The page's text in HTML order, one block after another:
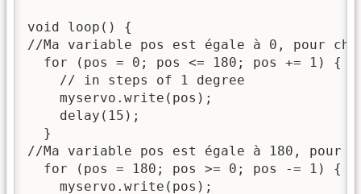
void loop() {
//Ma variable pos est égale à 0, pour
  for (pos = 0; pos <= 180; pos += 1) {
    // in steps of 1 degree
    myservo.write(pos);
    delay(15);
  }
//Ma variable pos est égale à 180, pour
  for (pos = 180; pos >= 0; pos -= 1) {
    myservo.write(pos);